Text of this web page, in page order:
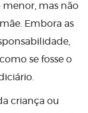
menor, mas não
Embora as
se fosse o
criança ou